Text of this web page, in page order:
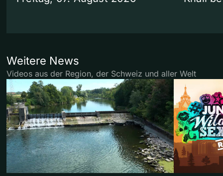
Weitere News
Videos aus der Region, der Schweiz und aller Welt